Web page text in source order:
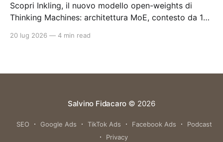
Scopri Inkling, il nuovo modello open-weights di
Thinking Machines: architettura MoE, contesto da 1
enterprise.
20 lug 2026 — 4 min read
Salvino Fidacaro © 2026
SEO Google Ads TikTok Ads Facebook Ads
Podcast
Privacy